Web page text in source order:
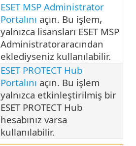
ESET MSP Administrator
Portalını açın. Bu işlem,
yalnızca lisansları ESET MSP
Administratoraracından
eklediyseniz kullanılabilir.
ESET PROTECT Hub
Portalını açın. Bu işlem
yalnızca etkinleştirilmiş bir
ESET PROTECT Hub
hesabınız varsa
kullanılabilir.